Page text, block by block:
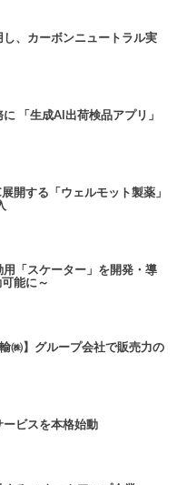
、カーボンニュートラル実
「生成AI出荷検品アプリ」
開する「ウェルモット製薬」
「スケーター」を開発・導
能に～
㈱】グループ会社で販売力の
ビスを本格始動